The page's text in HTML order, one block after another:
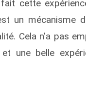
cette
un mécanisme
Cela n’a pas
une belle